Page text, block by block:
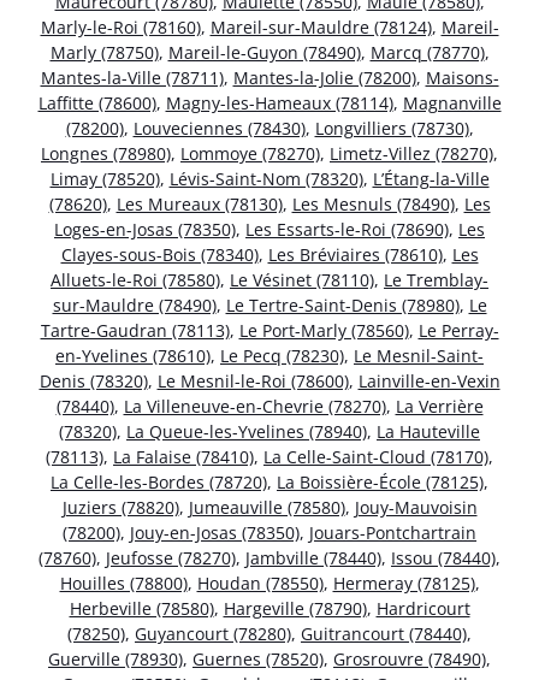
Marly-le-Roi (78160), Mareil-sur-Mauldre (78124), Mareil-
Marly (78750), Mareil-le-Guyon (78490), Marcq (78770),
Mantes-la-Ville (78711), Mantes-la-Jolie (78200), Maisons-
Laffitte (78600), Magny-les-Hameaux (78114), Magnanville
(78200), Louveciennes (78430), Longvilliers (78730),
Longnes (78980), Lommoye (78270), Limetz-Villez (78270),
Limay (78520), Lévis-Saint-Nom (78320), L’Étang-la-Ville
(78620), Les Mureaux (78130), Les Mesnuls (78490), Les
Loges-en-Josas (78350), Les Essarts-le-Roi (78690), Les
Clayes-sous-Bois (78340), Les Bréviaires (78610), Les
Alluets-le-Roi (78580), Le Vésinet (78110), Le Tremblay-
sur-Mauldre (78490), Le Tertre-Saint-Denis (78980), Le
Tartre-Gaudran (78113), Le Port-Marly (78560), Le Perray-
en-Yvelines (78610), Le Pecq (78230), Le Mesnil-Saint-
Denis (78320), Le Mesnil-le-Roi (78600), Lainville-en-Vexin
(78440), La Villeneuve-en-Chevrie (78270), La Verrière
(78320), La Queue-les-Yvelines (78940), La Hauteville
(78113), La Falaise (78410), La Celle-Saint-Cloud (78170),
La Celle-les-Bordes (78720), La Boissière-École (78125),
Juziers (78820), Jumeauville (78580), Jouy-Mauvoisin
(78200), Jouy-en-Josas (78350), Jouars-Pontchartrain
(78760), Jeufosse (78270), Jambville (78440), Issou (78440),
Houilles (78800), Houdan (78550), Hermeray (78125),
Herbeville (78580), Hargeville (78790), Hardricourt
(78250), Guyancourt (78280), Guitrancourt (78440),
Guerville (78930), Guernes (78520), Grosrouvre (78490),